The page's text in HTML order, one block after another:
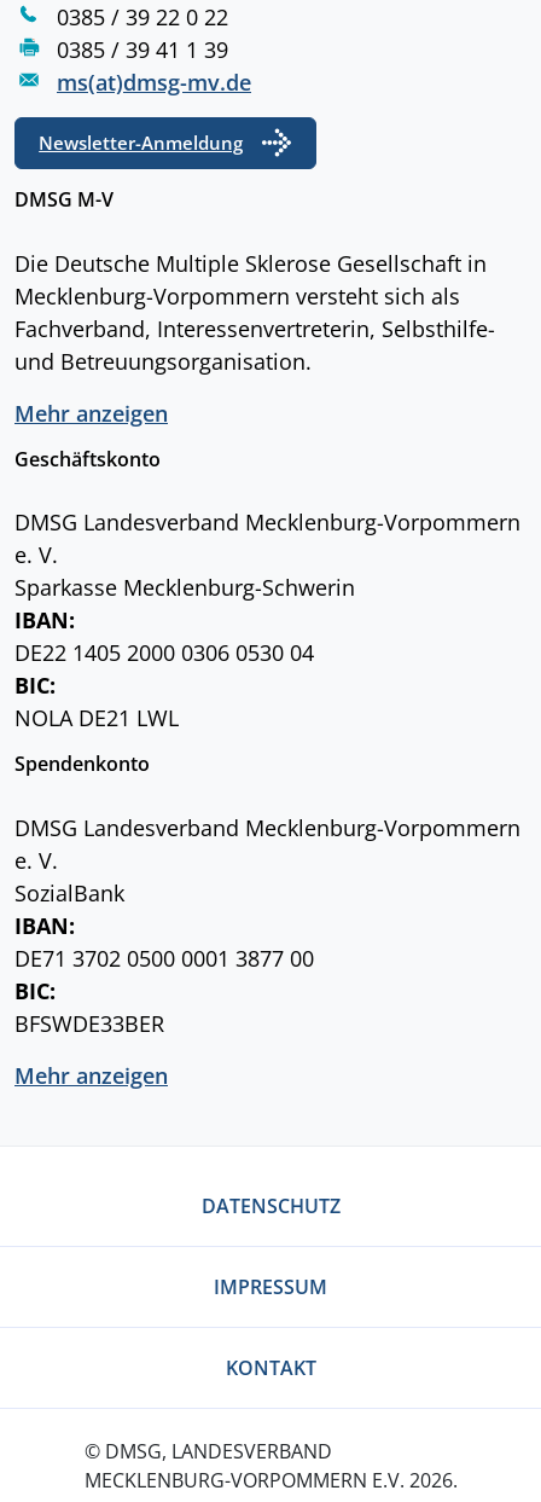
0385 / 39 22 0 22
0385 / 39 41 1 39
ms(at)dmsg-mv.de
Newsletter-Anmeldung
DMSG M-V
Die Deutsche Multiple Sklerose Gesellschaft in
Mecklenburg-Vorpommern versteht sich als
Fachverband, Interessenvertreterin, Selbsthilfe-
und Betreuungsorganisation.
Mehr anzeigen
Geschäftskonto
DMSG Landesverband Mecklenburg-Vorpommern
e. V.
Sparkasse Mecklenburg-Schwerin
IBAN:
DE22 1405 2000 0306 0530 04
BIC:
NOLA DE21 LWL
Spendenkonto
DMSG Landesverband Mecklenburg-Vorpommern
e. V.
SozialBank
IBAN:
DE71 3702 0500 0001 3877 00
BIC:
BFSWDE33BER
Mehr anzeigen
© DMSG, LANDESVERBAND
MECKLENBURG-VORPOMMERN E.V. 2026.
DATENSCHUTZ
IMPRESSUM
KONTAKT